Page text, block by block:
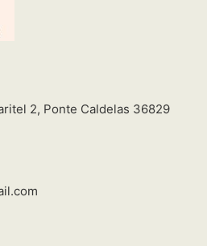
2, Ponte Caldelas 36829